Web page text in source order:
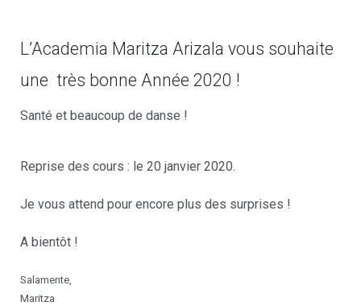
L’Academia Maritza Arizala vous souhaite
une très bonne Année 2020 !
Santé et beaucoup de danse !
Reprise des cours : le 20 janvier 2020.
Je vous attend pour encore plus des surprises !
A bientôt !
Salamente,
Maritza